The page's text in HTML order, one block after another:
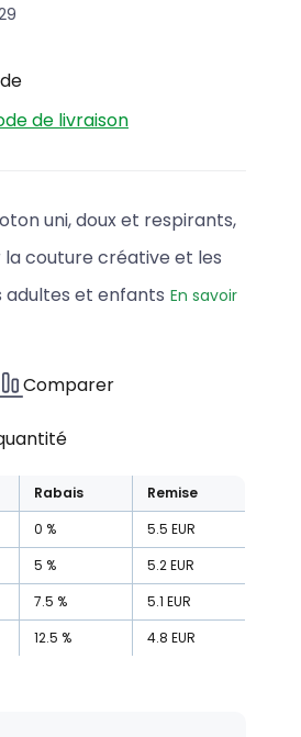
de livraison
uni, doux et respirants,
la couture créative et les
et enfants En savoir
Comparer
Rabais
Remise
0 % 5.5 EUR
5 % 5.2EUR
7.5 % 5.1 EUR
12.5 % 4.8 EUR